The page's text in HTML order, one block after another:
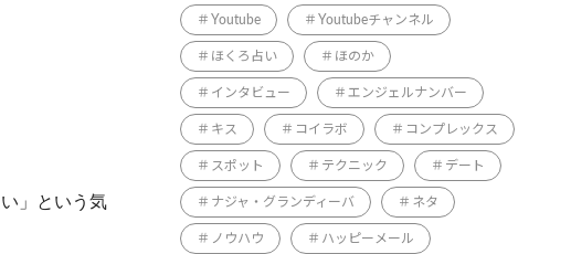
」という気
Youtube Youtubeチャンネル
ほくろ占い ほのか
インタビュー エンジェルナンバー
キス コイラボ コンプレックス
スポット テクニック デート
ナジャ・グランディーバ ネタ
ノウハウ ハッピーメール